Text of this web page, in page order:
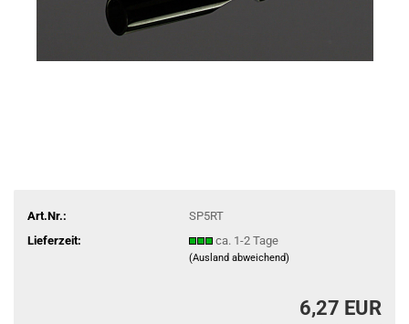
Art.Nr.:
SP5RT
Lieferzeit:
ca. 1-2 Tage
(Ausland abweichend)
6,27 EUR